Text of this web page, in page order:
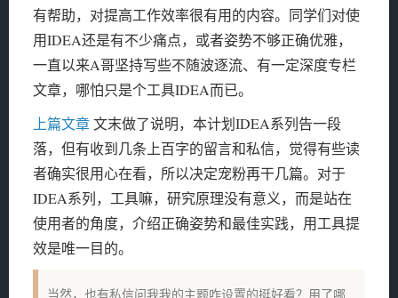
有帮助，对提高工作效率很有用的内容。同学们对使
用IDEA还是有不少痛点，或者姿势不够正确优雅，
一直以来A哥坚持写些不随波逐流、有一定深度专栏
文章，哪怕只是个工具IDEA而已。
上篇文章文末做了说明，本计划IDEA系列告一段
落，但有收到几条上百字的留言和私信，觉得有些读
者确实很用心在看，所以决定宠粉再干几篇。对于
IDEA系列，工具嘛，研究原理没有意义，而是站在
使用者的角度，介绍正确姿势和最佳实践，用工具提
效是唯一目的。
当然，也有私信问我我的主题咋设置的挺好看？用了哪
❄